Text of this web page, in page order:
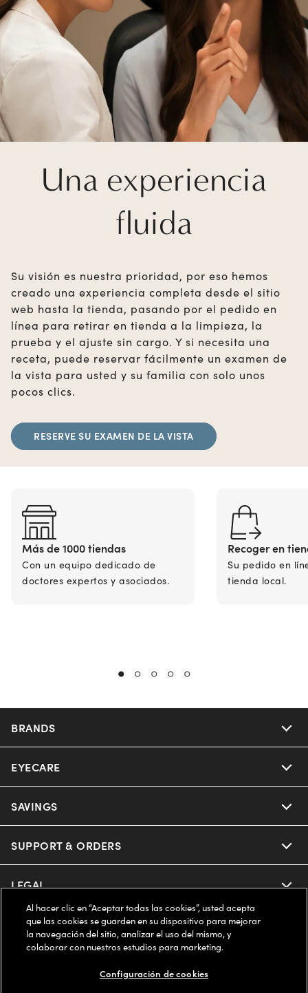
Una experiencia
fluida
Su visión es nuestra prioridad, por eso hemos
creado una experiencia completa desde el sitio
web hasta la tienda, pasando por el pedido en
línea para retirar en tienda a la limpieza, la
prueba y el ajuste sin cargo. Y si necesita una
receta, puede reservar fácilmente un examen de
la vista para usted y su familia con solo unos
pocos clics.
RESERVE SU EXAMEN DE LA VISTA
Más de 1000 tiendas
Con un equipo dedicado de
doctores expertos y asociados.
Recoger en
Su pedido en
tienda local.
BRANDS
Nuance Audio
Ray-Ban
Oakley
Oakley Meta
Miu Miu
EYECARE
Our Eyeglasses
Our Sunglasses
Our Contact Lenses
Ray-Ban | Meta
Oakley Meta
SAVINGS
Offers & Discount
Insurance
FSA & HSA
CareCredit Credit Card
SUPPORT & ORDERS
Help Center
Online Order Status
LEGAL
Privacy Policy
COMPANY INFO
Al hacer clic en “Aceptar todas las cookies”, usted acepta
que las cookies se guarden en su dispositivo para mejorar
la navegación del sitio, analizar el uso del mismo, y
colaborar con nuestros estudios para marketing.
Configuración de cookies